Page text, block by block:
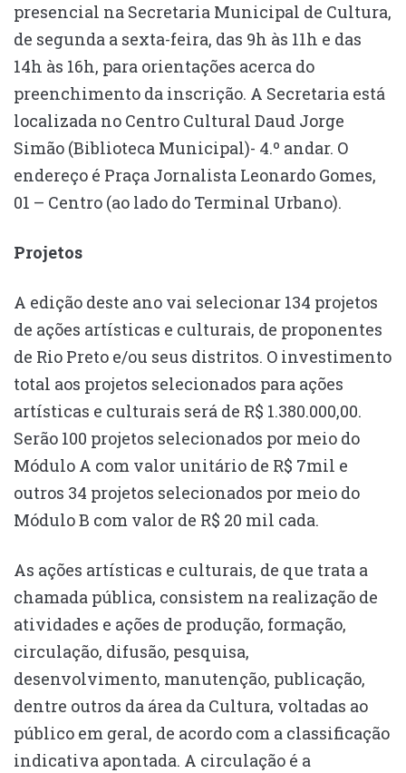
presencial na Secretaria Municipal de Cultura,
de segunda a sexta-feira, das 9h às 11h e das
14h às 16h, para orientações acerca do
preenchimento da inscrição. A Secretaria está
localizada no Centro Cultural Daud Jorge
Simão (Biblioteca Municipal)- 4.º andar. O
endereço é Praça Jornalista Leonardo Gomes,
01 – Centro (ao lado do Terminal Urbano).
Projetos
A edição deste ano vai selecionar 134 projetos
de ações artísticas e culturais, de proponentes
de Rio Preto e/ou seus distritos. O investimento
total aos projetos selecionados para ações
artísticas e culturais será de R$ 1.380.000,00.
Serão 100 projetos selecionados por meio do
Módulo A com valor unitário de R$ 7mil e
outros 34 projetos selecionados por meio do
Módulo B com valor de R$ 20 mil cada.
As ações artísticas e culturais, de que trata a
chamada pública, consistem na realização de
atividades e ações de produção, formação,
circulação, difusão, pesquisa,
desenvolvimento, manutenção, publicação,
dentre outros da área da Cultura, voltadas ao
público em geral, de acordo com a classificação
indicativa apontada. A circulação é a